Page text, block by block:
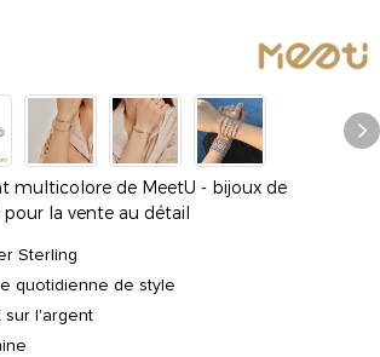
multicolore de MeetU - bijoux de
la vente au détail
Sterling
quotidienne de style
sur l'argent